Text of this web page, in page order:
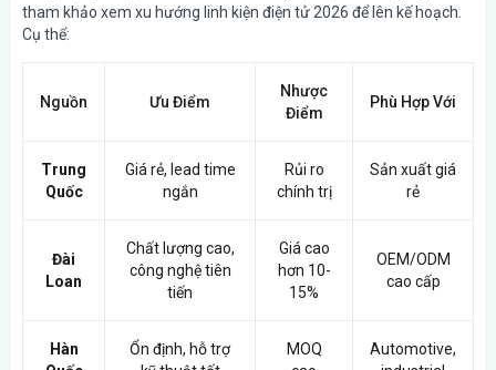
tham khảo xem xu hướng linh kiện điện tử 2026 để lên kế hoạch.
Cụ thể:
Nguồn Ưu Điểm
Nhược
Điểm
Phù Hợp Với
Trung
Quốc
Giá rẻ, lead time
ngắn
Rủi ro
chính trị
Sản xuất giá
rẻ
Đài
Loan
Chất lượng cao,
công nghệ tiên
tiến
Giá cao
hơn 10-
15%
OEM/ODM
cao cấp
Hàn
Ổn định, hỗ trợ
MOQ
Automotive,